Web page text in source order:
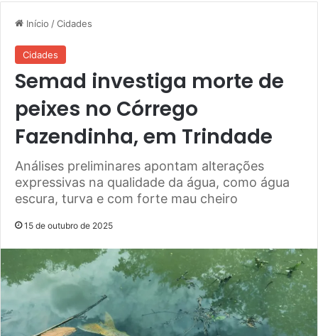
Início /Cidades
Cidades
Semad investiga morte de
peixes no Córrego
Fazendinha, em Trindade
Análises preliminares apontam alterações
expressivas na qualidade da água, como água
escura, turva e com forte mau cheiro
15 de outubro de 2025